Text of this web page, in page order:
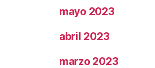
mayo 2023
abril 2023
marzo 2023